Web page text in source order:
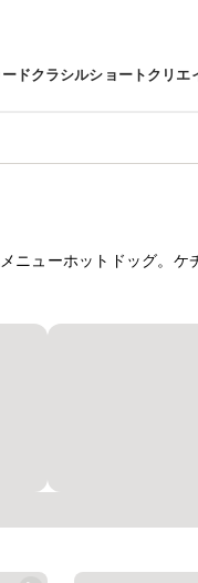
ドクラシルショートクリエ
ニューホットドッグ。ケ